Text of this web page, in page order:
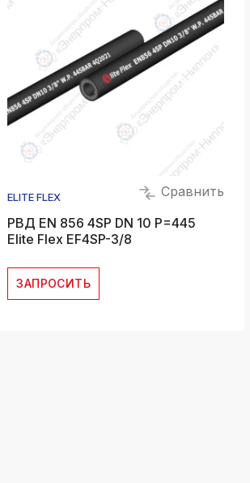
ELITE FLEX
Сравнить
РВД EN 856 4SP DN 10 P=445
Elite Flex EF4SP-3/8
ЗАПРОСИТЬ